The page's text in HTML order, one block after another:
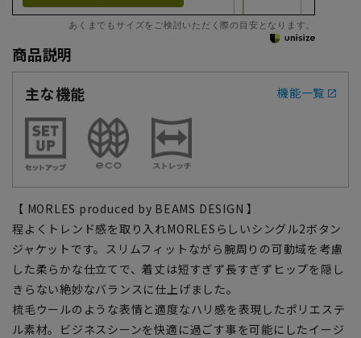
あくまでもサイズをご検討いただく際の目安となります。
商品説明
主な機能
機能一覧
【 MORLES produced by BEAMS DESIGN 】
程よくトレンド感を取り入れMORLESらしいシングル2ボタン
ジャケットです。スリムフィットながら腕周りの可動域を考慮
した柔らかな仕立てで、着丈は短すぎず長すぎずヒップを隠し
きらない絶妙なバランスに仕上げました。
梳毛ウールのような表情と適度なハリ感を表現したポリエステ
ル素材。ビジネスシーンを快適に過ごす事を可能にしたイージ